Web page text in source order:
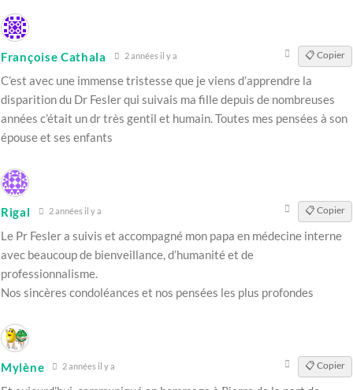
Françoise Cathala 2 années il y a 📋 Copier
C’est avec une immense tristesse que je viens d’apprendre la
disparition du Dr Fesler qui suivais ma fille depuis de nombreuses
années c’était un dr très gentil et humain. Toutes mes pensées à son
épouse et ses enfants
Rigal 2 années il y a 📋 Copier
Le Pr Fesler a suivis et accompagné mon papa en médecine interne
avec beaucoup de bienveillance, d’humanité et de
professionnalisme.
Nos sincères condoléances et nos pensées les plus profondes
Mylène 2 années il y a 📋 Copier